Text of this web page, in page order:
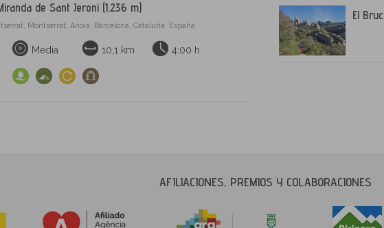
de Sant Jeroni (1.236 m)
Montserrat, Anoia, Barcelona, Cataluña, España
Media 10,1 km 4:00 h
El Bruc
AFILIACIONES, PREMIOS Y COLABORACIONES